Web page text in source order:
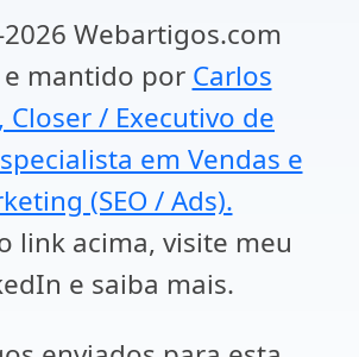
Webartigos.com
e mantido por Carlos
Closer / Executivo de
em Vendas e
(SEO / Ads).
link acima, visite meu
e saiba mais.